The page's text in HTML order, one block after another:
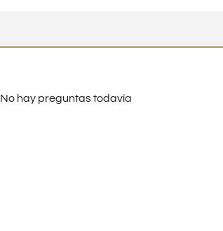
No hay preguntas todavía